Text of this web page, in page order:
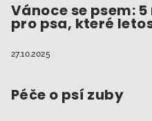
Vánoce se psem:
pro psa, které
27.10.2025
Péče o psí zuby